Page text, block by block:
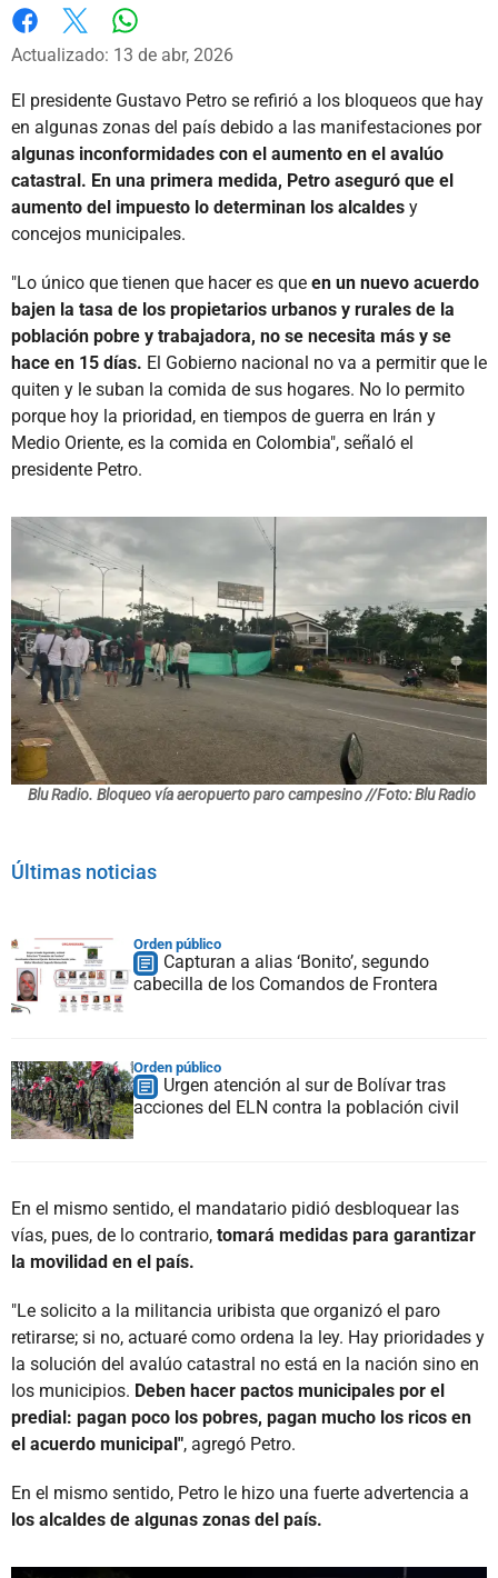
Facebook
X
Actualizado: 13 de abr, 2026
El presidente Gustavo Petro se refirió a los bloqueos que hay
en algunas zonas del país debido a las manifestaciones por
algunas inconformidades con el aumento en el avalúo
catastral. En una primera medida, Petro aseguró que el
aumento del impuesto lo determinan los alcaldes y
concejos municipales.
"Lo único que tienen que hacer es que en un nuevo acuerdo
bajen la tasa de los propietarios urbanos y rurales de la
población pobre y trabajadora, no se necesita más y se
hace en 15 días. El Gobierno nacional no va a permitir que le
quiten y le suban la comida de sus hogares. No lo permito
porque hoy la prioridad, en tiempos de guerra en Irán y
Medio Oriente, es la comida en Colombia", señaló el
presidente Petro.
Blu Radio. Bloqueo vía aeropuerto paro campesino //Foto: Blu Radio
Últimas noticias
Orden público
Capturan a alias ‘Bonito’, segundo
cabecilla de los Comandos de Frontera
Orden público
Urgen atención al sur de Bolívar tras
acciones del ELN contra la población civil
En el mismo sentido, el mandatario pidió desbloquear las
vías, pues, de lo contrario, tomará medidas para garantizar
la movilidad en el país.
"Le solicito a la militancia uribista que organizó el paro
retirarse; si no, actuaré como ordena la ley. Hay prioridades y
la solución del avalúo catastral no está en la nación sino en
los municipios. Deben hacer pactos municipales por el
predial: pagan poco los pobres, pagan mucho los ricos en
el acuerdo municipal", agregó Petro.
En el mismo sentido, Petro le hizo una fuerte advertencia a
los alcaldes de algunas zonas del país.